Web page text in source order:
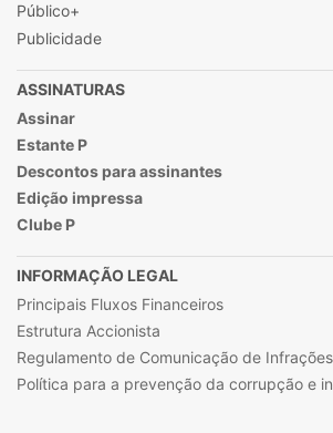
Público+
Publicidade
ASSINATURAS
Assinar
Estante P
Descontos para assinantes
Edição impressa
Clube P
INFORMAÇÃO LEGAL
Principais Fluxos Financeiros
Estrutura Accionista
Regulamento de Comunicação de Infrações
Política para a prevenção da corrupção e